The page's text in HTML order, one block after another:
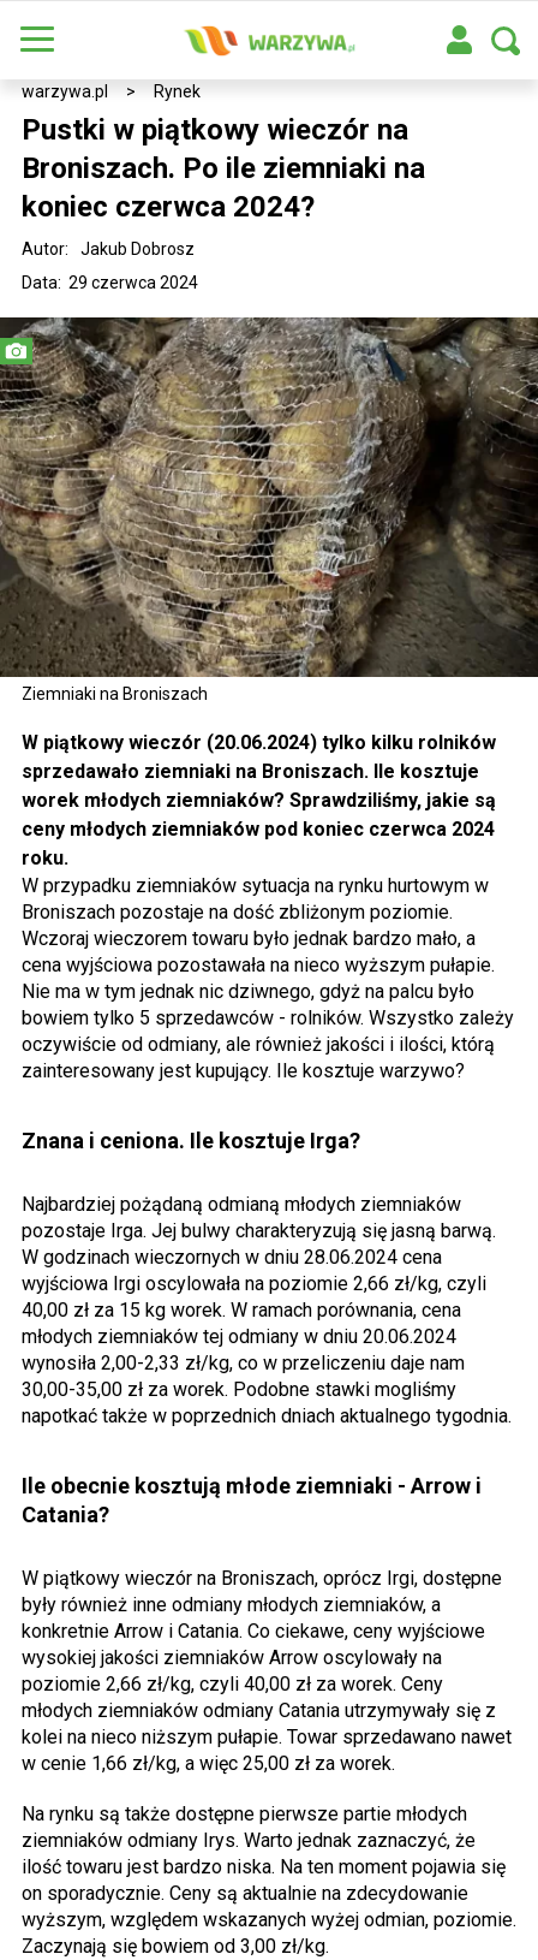
warzywa.pl > Rynek
Ziemniaki na Broniszach
Pustki w piątkowy wieczór na
Broniszach. Po ile ziemniaki na
koniec czerwca 2024?
Data: 29 czerwca 2024
Autor: Jakub Dobrosz
W piątkowy wieczór (20.06.2024) tylko kilku rolników
sprzedawało ziemniaki na Broniszach. Ile kosztuje
worek młodych ziemniaków? Sprawdziliśmy, jakie są
ceny młodych ziemniaków pod koniec czerwca 2024
roku.
W przypadku ziemniaków sytuacja na rynku hurtowym w
Broniszach pozostaje na dość zbliżonym poziomie.
Wczoraj wieczorem towaru było jednak bardzo mało, a
cena wyjściowa pozostawała na nieco wyższym pułapie.
Nie ma w tym jednak nic dziwnego, gdyż na palcu było
bowiem tylko 5 sprzedawców - rolników. Wszystko zależy
oczywiście od odmiany, ale również jakości i ilości, którą
zainteresowany jest kupujący. Ile kosztuje warzywo?
Znana i ceniona. Ile kosztuje Irga?
Najbardziej pożądaną odmianą młodych ziemniaków
pozostaje Irga. Jej bulwy charakteryzują się jasną barwą.
W godzinach wieczornych w dniu 28.06.2024 cena
wyjściowa Irgi oscylowała na poziomie 2,66 zł/kg, czyli
40,00 zł za 15 kg worek. W ramach porównania, cena
młodych ziemniaków tej odmiany w dniu 20.06.2024
wynosiła 2,00-2,33 zł/kg, co w przeliczeniu daje nam
30,00-35,00 zł za worek. Podobne stawki mogliśmy
napotkać także w poprzednich dniach aktualnego tygodnia.
Ile obecnie kosztują młode ziemniaki - Arrow i
Catania?
W piątkowy wieczór na Broniszach, oprócz Irgi, dostępne
były również inne odmiany młodych ziemniaków, a
konkretnie Arrow i Catania. Co ciekawe, ceny wyjściowe
wysokiej jakości ziemniaków Arrow oscylowały na
poziomie 2,66 zł/kg, czyli 40,00 zł za worek. Ceny
młodych ziemniaków odmiany Catania utrzymywały się z
kolei na nieco niższym pułapie. Towar sprzedawano nawet
w cenie 1,66 zł/kg, a więc 25,00 zł za worek.
Na rynku są także dostępne pierwsze partie młodych
ziemniaków odmiany Irys. Warto jednak zaznaczyć, że
ilość towaru jest bardzo niska. Na ten moment pojawia się
on sporadycznie. Ceny są aktualnie na zdecydowanie
wyższym, względem wskazanych wyżej odmian, poziomie.
Zaczynają się bowiem od 3,00 zł/kg.